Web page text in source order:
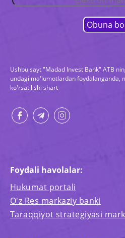
Ushbu sayt "Madad Invest Bank" ATB
undagi ma'lumotlardan foydalanganda,
ko'rsatilishi shart
Foydali havolalar:
Hukumat portali
O'z Res markaziy banki
Taraqqiyot strategiyasi